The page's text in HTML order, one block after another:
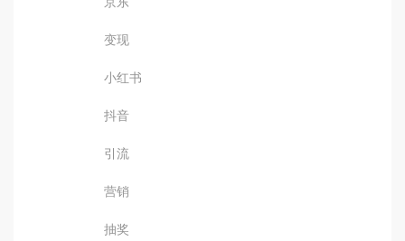
变现
小红书
抖音
引流
营销
抽奖